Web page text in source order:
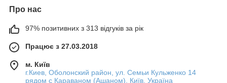
Про нас
97% позитивних з 313 відгуків за рік
Працює з 27.03.2018
м. Київ
г.Киев, Оболонский район, ул. Семьи Кульженко 14
рядом с Караваном (Ашаном), Київ, Україна